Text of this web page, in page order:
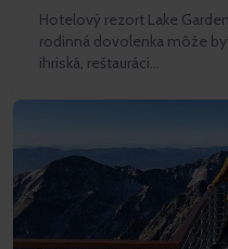
Hotelový rezort Lake
rodinná dovolenka môže
ihriská, reštauráci…